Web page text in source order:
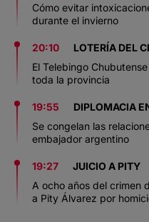
Cómo evitar
durante el invierno
20:10
LOTERÍA DEL
El Telebingo
toda la provincia
19:55
DIPLOMACIA
Se congelan las
embajador argentino
19:27
JUICIO A PITY
A ocho años del crimen
a Pity Álvarez por